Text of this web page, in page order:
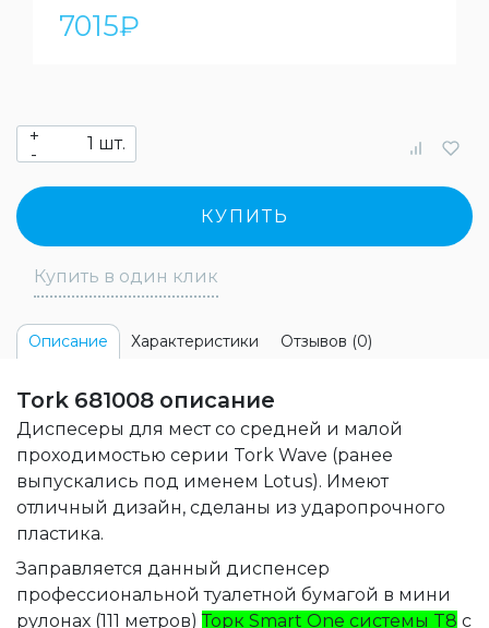
7015₽
+
-
шт.
КУПИТЬ
Купить в один клик
Описание Характеристики Отзывов (0)
Tork 681008 описание
Диспесеры для мест со средней и малой
проходимостью серии Tork Wave (ранее
выпускались под именем Lotus). Имеют
отличный дизайн, сделаны из ударопрочного
пластика.
Заправляется данный диспенсер
профессиональной туалетной бумагой в мини
рулонах (111 метров)Торк Smart One системы T8 с